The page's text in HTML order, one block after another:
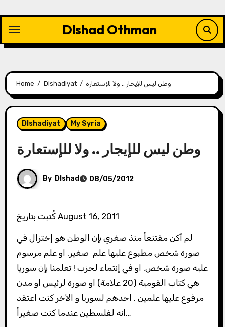
content
Dlshad Othman
Home Dlshadiyat وطن ليس للإيجار .. ولا للإستعارة
Dlshadiyat My Syria
وطن ليس للإيجار .. ولا للإستعارة
By Dlshad 08/05/2012
كُتبت بتاريخ August 16, 2011
لم أكن مقتنعاً منذ صغري بإن الوطن هو إختزال في
صورة شخص مطبوع عليها علم صغير, او علم مرسوم
عليه صورة شخص, او في إنتماء لحزب ! تعلمنا بإن سوريا
هي كتاب القومية (20 علامة) او صورة لرئيس او مدن
مرفوع عليها علمين , احدهم لسوريا و الأخر كنت اعتقد
انه لفلسطين عندما كنت صغيراً…